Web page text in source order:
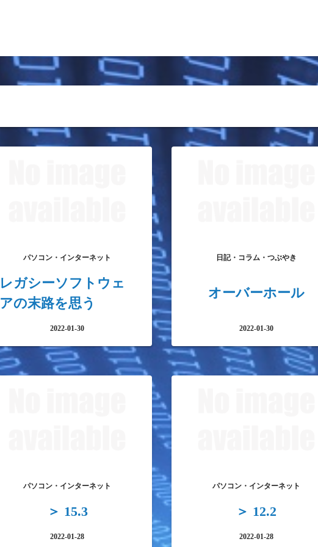
パソコン・インターネット
レガシーソフトウェ
アの末路を思う
2022-01-30
日記・コラム・つぶやき
オーバーホール
2022-01-30
パソコン・インターネット
＞ 15.3
2022-01-28
パソコン・インターネット
＞ 12.2
2022-01-28